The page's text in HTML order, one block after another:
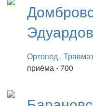
Ортопед ,
приёма - 700